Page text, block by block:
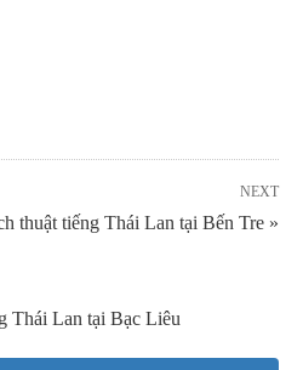
NEXT
thuật tiếng Thái Lan tại Bến Tre »
Thái Lan tại Bạc Liêu